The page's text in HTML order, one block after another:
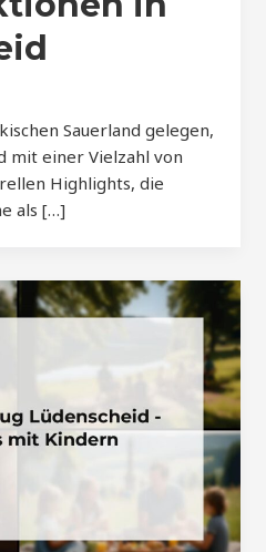
Sauerland gelegen,
mit einer Vielzahl von
Highlights, die
als […]